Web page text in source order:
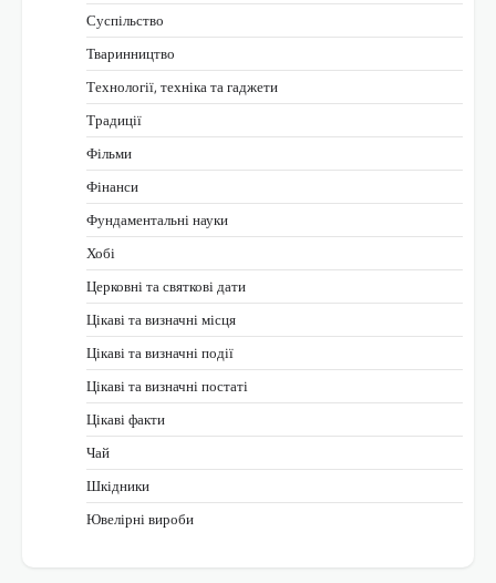
Суспільство
Тваринництво
Технології, техніка та гаджети
Традиції
Фільми
Фінанси
Фундаментальні науки
Хобі
Церковні та святкові дати
Цікаві та визначні місця
Цікаві та визначні події
Цікаві та визначні постаті
Цікаві факти
Чай
Шкідники
Ювелірні вироби